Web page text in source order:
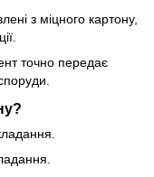
з міцного картону,
точно передає